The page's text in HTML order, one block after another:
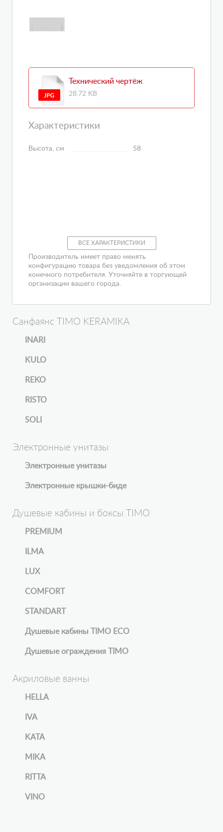
Технический чертёж
28.72 KB
Характеристики
Высота, см 58
ВСЕ ХАРАКТЕРИСТИКИ
Производитель имеет право менять
конфигурацию товара без уведомления об этом
конечного потребителя. Уточняйте в торгующей
организации вашего города.
Санфаянс TIMO KERAMIKA
INARI
KULO
REKO
RISTO
SOLI
Электронные унитазы
Электронные унитазы
Электронные крышки-биде
Душевые кабины и боксы TIMO
PREMIUM
ILMA
LUX
COMFORT
STANDART
Душевые кабины TIMO ECO
Душевые ограждения TIMO
Акриловые ванны
HELLA
IVA
KATA
MIKA
RITTA
VINO